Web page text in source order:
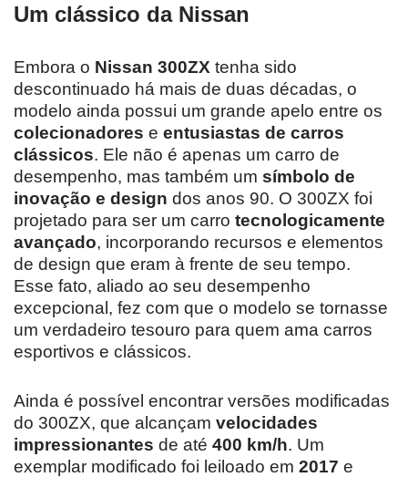
Um clássico da Nissan
Embora o Nissan 300ZX tenha sido
descontinuado há mais de duas décadas, o
modelo ainda possui um grande apelo entre os
colecionadores e entusiastas de carros
clássicos. Ele não é apenas um carro de
desempenho, mas também um símbolo de
inovação e design dos anos 90. O 300ZX foi
projetado para ser um carro tecnologicamente
avançado, incorporando recursos e elementos
de design que eram à frente de seu tempo.
Esse fato, aliado ao seu desempenho
excepcional, fez com que o modelo se tornasse
um verdadeiro tesouro para quem ama carros
esportivos e clássicos.
Ainda é possível encontrar versões modificadas
do 300ZX, que alcançam velocidades
impressionantes de até 400 km/h. Um
exemplar modificado foi leiloado em 2017 e